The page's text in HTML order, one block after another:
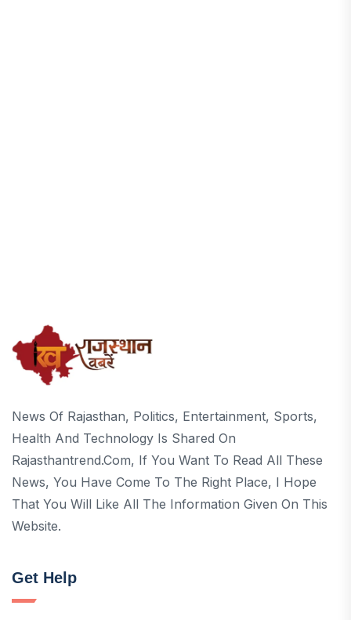
News Of Rajasthan, Politics, Entertainment, Sports,
Health And Technology Is Shared On
Rajasthantrend.com, If You Want To Read All These
News, You Have Come To The Right Place, I Hope
That You Will Like All The Information Given On This
Website.
Get Help